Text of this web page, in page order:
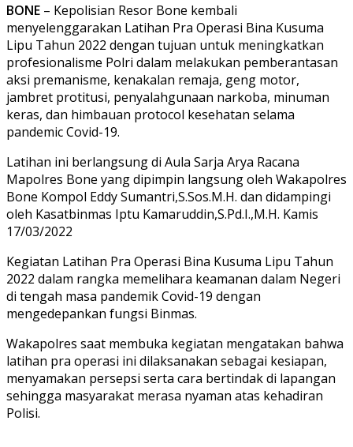
BONE – Kepolisian Resor Bone kembali
menyelenggarakan Latihan Pra Operasi Bina Kusuma
Lipu Tahun 2022 dengan tujuan untuk meningkatkan
profesionalisme Polri dalam melakukan pemberantasan
aksi premanisme, kenakalan remaja, geng motor,
jambret protitusi, penyalahgunaan narkoba, minuman
keras, dan himbauan protocol kesehatan selama
pandemic Covid-19.
Latihan ini berlangsung di Aula Sarja Arya Racana
Mapolres Bone yang dipimpin langsung oleh Wakapolres
Bone Kompol Eddy Sumantri,S.Sos.M.H. dan didampingi
oleh Kasatbinmas Iptu Kamaruddin,S.Pd.I.,M.H. Kamis
17/03/2022
Kegiatan Latihan Pra Operasi Bina Kusuma Lipu Tahun
2022 dalam rangka memelihara keamanan dalam Negeri
di tengah masa pandemik Covid-19 dengan
mengedepankan fungsi Binmas.
Wakapolres saat membuka kegiatan mengatakan bahwa
latihan pra operasi ini dilaksanakan sebagai kesiapan,
menyamakan persepsi serta cara bertindak di lapangan
sehingga masyarakat merasa nyaman atas kehadiran
Polisi.